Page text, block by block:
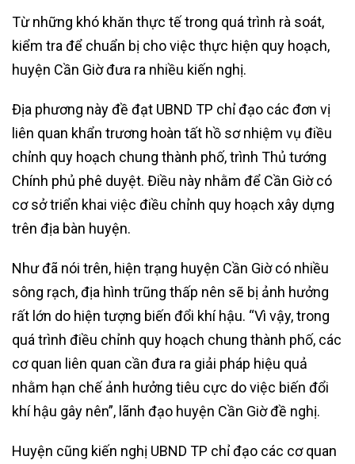
Từ những khó khăn thực tế trong quá trình rà soát,
kiểm tra để chuẩn bị cho việc thực hiện quy hoạch,
huyện Cần Giờ đưa ra nhiều kiến nghị.
Địa phương này đề đạt UBND TP chỉ đạo các đơn vị
liên quan khẩn trương hoàn tất hồ sơ nhiệm vụ điều
chỉnh quy hoạch chung thành phố, trình Thủ tướng
Chính phủ phê duyệt. Điều này nhằm để Cần Giờ có
cơ sở triển khai việc điều chỉnh quy hoạch xây dựng
trên địa bàn huyện.
Như đã nói trên, hiện trạng huyện Cần Giờ có nhiều
sông rạch, địa hình trũng thấp nên sẽ bị ảnh hưởng
rất lớn do hiện tượng biến đổi khí hậu. “Vì vậy, trong
quá trình điều chỉnh quy hoạch chung thành phố, các
cơ quan liên quan cần đưa ra giải pháp hiệu quả
nhằm hạn chế ảnh hưởng tiêu cực do việc biến đổi
khí hậu gây nên”, lãnh đạo huyện Cần Giờ đề nghị.
Huyện cũng kiến nghị UBND TP chỉ đạo các cơ quan